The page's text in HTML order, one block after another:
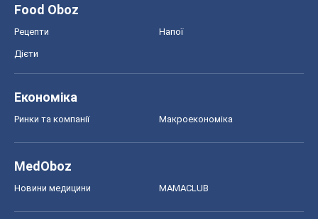
Food Oboz
Рецепти Напої
Дієти
Економіка
Ринки та компанії Макроекономіка
MedOboz
Новини медицини MAMACLUB